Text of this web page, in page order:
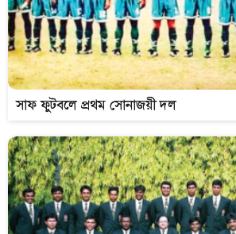
সাফ ফুটবলে প্রথম সোনাজয়ী দল